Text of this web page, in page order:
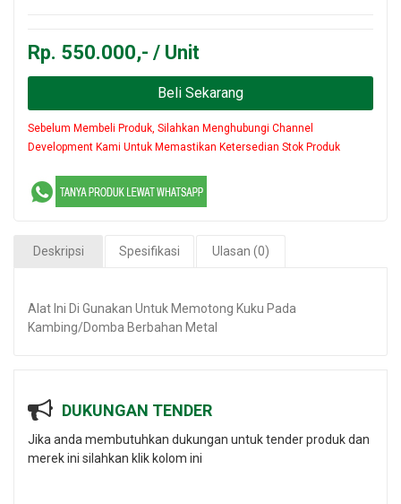
Rp. 550.000,- / Unit
Beli Sekarang
Sebelum Membeli Produk, Silahkan Menghubungi Channel
Development Kami Untuk Memastikan Ketersedian Stok Produk
Deskripsi Spesifikasi Ulasan (0)
Alat Ini Di Gunakan Untuk Memotong Kuku Pada
Kambing/Domba Berbahan Metal
DUKUNGAN TENDER
Jika anda membutuhkan dukungan untuk tender produk dan
merek ini silahkan klik kolom ini